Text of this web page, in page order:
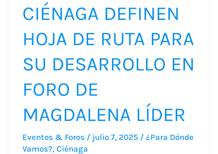
CIÉNAGA DEFINEN
HOJA DE RUTA PARA
SU DESARROLLO EN
FORO DE
MAGDALENA LÍDER
Eventos & Foros / julio 7, 2025 / ¿Para Dónde
Vamos?, Ciénaga
DE
MAGDALENA